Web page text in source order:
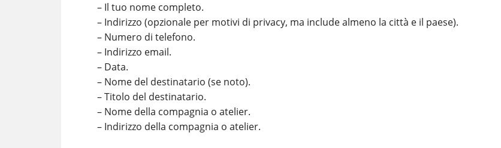
– Il tuo nome completo.
– Indirizzo (opzionale per motivi di privacy, ma include almeno la città e il paese).
– Numero di telefono.
– Indirizzo email.
– Data.
– Nome del destinatario (se noto).
– Titolo del destinatario.
– Nome della compagnia o atelier.
– Indirizzo della compagnia o atelier.